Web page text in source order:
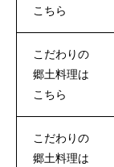
こちら
こだわりの
郷土料理は
こちら
こだわりの
郷土料理は